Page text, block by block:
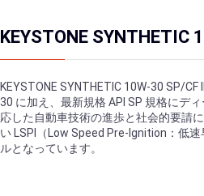
KEYSTONE SYNTHETIC
KEYSTONE SYNTHETIC 10W-30 SP/
30 に加え、最新規格 API SP 規格にデ
応した自動車技術の進歩と社会的要請
い LSPI（Low Speed Pre-Ignition：低
ルとなっています。